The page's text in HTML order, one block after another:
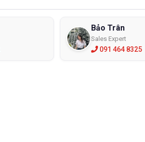
Bảo Trân
Sales Expert
091 464 8325